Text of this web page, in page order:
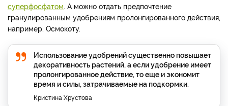
суперфосфатом . А можно отдать предпочтение
гранулированным удобрениям пролонгированного действия,
например, Осмокоту.
Использование удобрений существенно повышает
декоративность растений, а если удобрение имеет
пролонгированное действие, то еще и экономит
время и силы, затрачиваемые на подкормки.
Кристина Хрустова